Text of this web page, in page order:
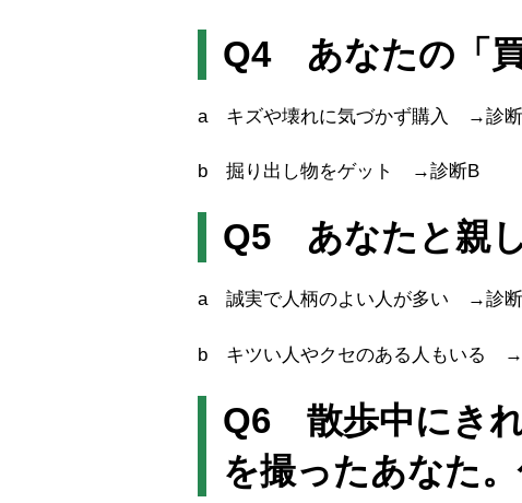
Q4 あなたの「
a キズや壊れに気づかず購入 →診
b 掘り出し物をゲット →診断B
Q5 あなたと親
a 誠実で人柄のよい人が多い →診
b キツい人やクセのある人もいる
Q6 散歩中にき
を撮ったあなた